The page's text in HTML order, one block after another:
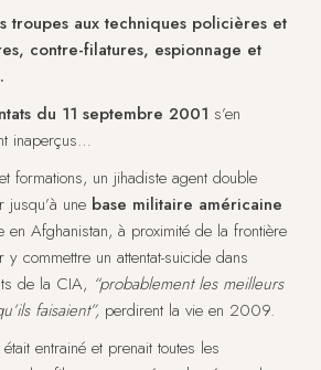
troupes aux techniques policières et
contre-filatures, espionnage et
du 11 septembre 2001 s’en
inaperçus…
formations, un jihadiste agent double
jusqu’à une base militaire américaine
en Afghanistan, à proximité de la frontière
y commettre un attentat-suicide dans
de la CIA, “probablement les meilleurs
faisaient”, perdirent la vie en 2009.
était entrainé et prenait toutes les